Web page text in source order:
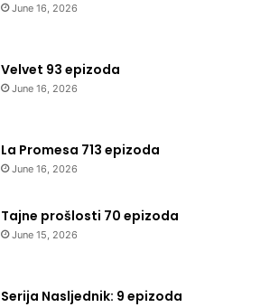
June 16, 2026
Velvet 93 epizoda
June 16, 2026
La Promesa 713 epizoda
June 16, 2026
Tajne prošlosti 70 epizoda
June 15, 2026
Serija Nasljednik: 9 epizoda